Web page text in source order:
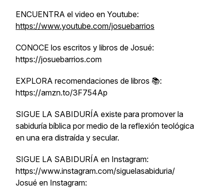
ENCUENTRA el video en Youtube:
https://www.youtube.com/josuebarrios
CONOCE los escritos y libros de Josué:
https://josuebarrios.com
EXPLORA recomendaciones de libros 📚:
https://amzn.to/3F754Ap
SIGUE LA SABIDURÍA existe para promover la
sabiduría bíblica por medio de la reflexión teológica
en una era distraída y secular.
SIGUE LA SABIDURÍA en Instagram:
https://www.instagram.com/siguelasabiduria/
Josué en Instagram: